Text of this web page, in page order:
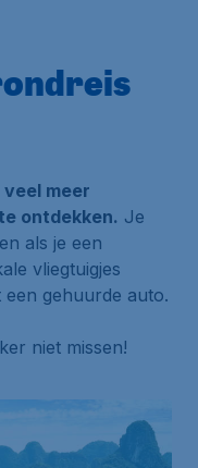
veel meer
te ontdekken. Je
als je een
vliegtuigjes
gehuurde auto.
niet missen!